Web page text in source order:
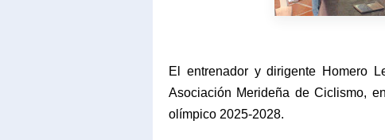
El entrenador y dirigente Homero
Asociación Merideña de Ciclismo,
olímpico 2025-2028.